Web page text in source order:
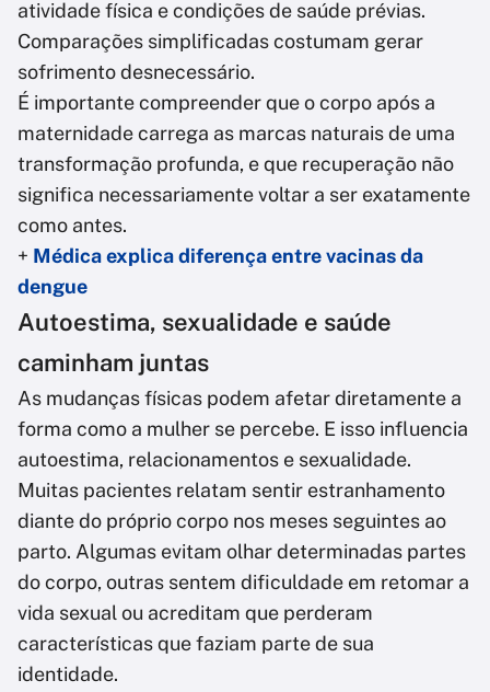
atividade física e condições de saúde prévias.
Comparações simplificadas costumam gerar
sofrimento desnecessário.
É importante compreender que o corpo após a
maternidade carrega as marcas naturais de uma
transformação profunda, e que recuperação não
significa necessariamente voltar a ser exatamente
como antes.
+ Médica explica diferença entre vacinas da
dengue
Autoestima, sexualidade e saúde
caminham juntas
As mudanças físicas podem afetar diretamente a
forma como a mulher se percebe. E isso influencia
autoestima, relacionamentos e sexualidade.
Muitas pacientes relatam sentir estranhamento
diante do próprio corpo nos meses seguintes ao
parto. Algumas evitam olhar determinadas partes
do corpo, outras sentem dificuldade em retomar a
vida sexual ou acreditam que perderam
características que faziam parte de sua
identidade.